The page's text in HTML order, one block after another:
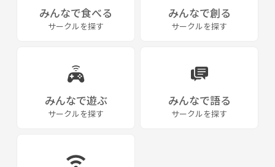
そんな方はぜひ一度遊びに来てください！
と言ってもらえることが多いです✨
参加してくれる皆さんのおかげで少しずつ広がっています🙏
みんなで食べる
サークルを探す
みんなで創る
サークルを探す
みんなで遊ぶ
サークルを探す
みんなで語る
サークルを探す